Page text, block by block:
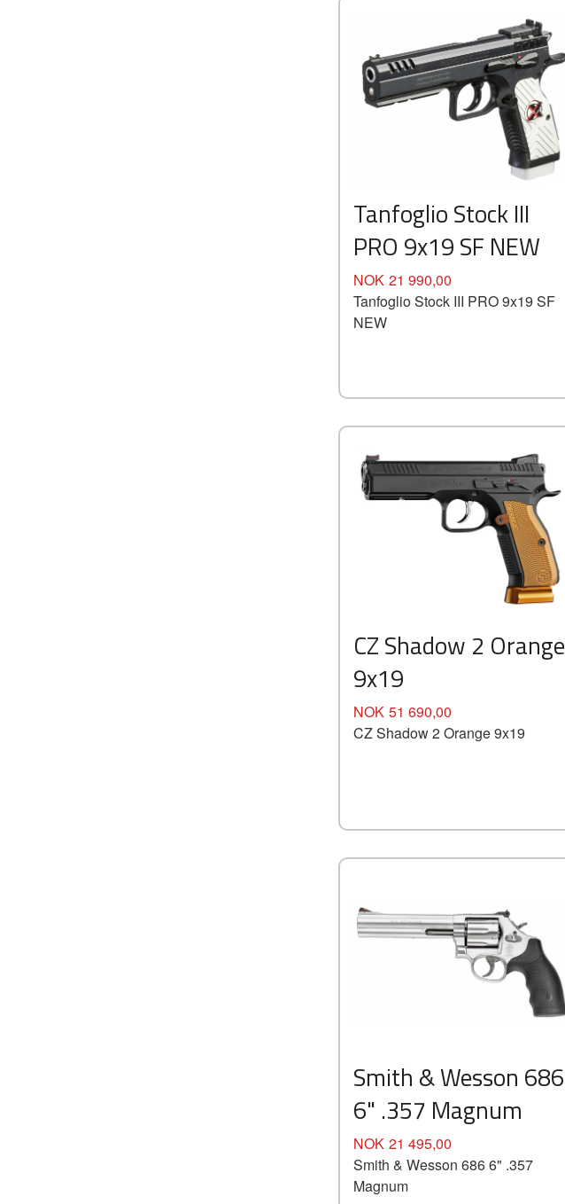
Tanfoglio Stock III
PRO 9x19 SF NEW
Pris
NOK 21 990,00
Tanfoglio Stock III PRO 9x19 SF
NEW
CZ Shadow 2 Orange
9x19
Pris
NOK 51 690,00
CZ Shadow 2 Orange 9x19
Smith & Wesson 686
6" .357 Magnum
Pris
NOK 21 495,00
Smith & Wesson 686 6" .357
Magnum